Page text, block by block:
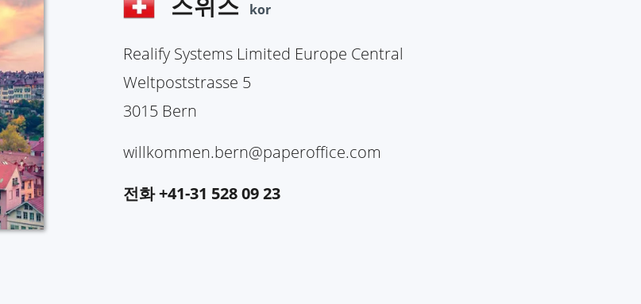
kor
Realify Systems Limited Europe Central
Weltpoststrasse 5
3015 Bern
willkommen.bern@paperoffice.com
전화 +41-31 528 09 23